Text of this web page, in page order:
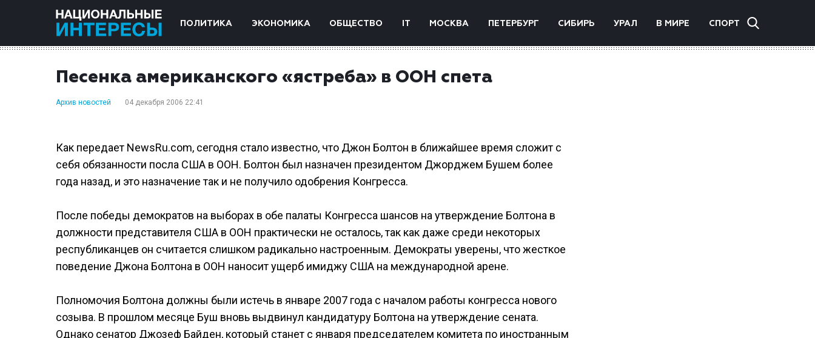
ПОЛИТИКА ЭКОНОМИКА ОБЩЕСТВО IT МОСКВА ПЕТЕРБУРГ СИБИРЬ УРАЛ В МИРЕ СПОРТ
Песенка американского «ястреба» в ООН спета
Архив новостей 04 декабря 2006 22:41
Как передает NewsRu.com, сегодня стало известно, что Джон Болтон в ближайшее время сложит с
себя обязанности посла США в ООН. Болтон был назначен президентом Джорджем Бушем более
года назад, и это назначение так и не получило одобрения Конгресса.
После победы демократов на выборах в обе палаты Конгресса шансов на утверждение Болтона в
должности представителя США в ООН практически не осталось, так как даже среди некоторых
республиканцев он считается слишком радикально настроенным. Демократы уверены, что жесткое
поведение Джона Болтона в ООН наносит ущерб имиджу США на международной арене.
Полномочия Болтона должны были истечь в январе 2007 года с началом работы конгресса нового
созыва. В прошлом месяце Буш вновь выдвинул кандидатуру Болтона на утверждение сената.
Однако сенатор Джозеф Байден, который станет с января председателем комитета по иностранным